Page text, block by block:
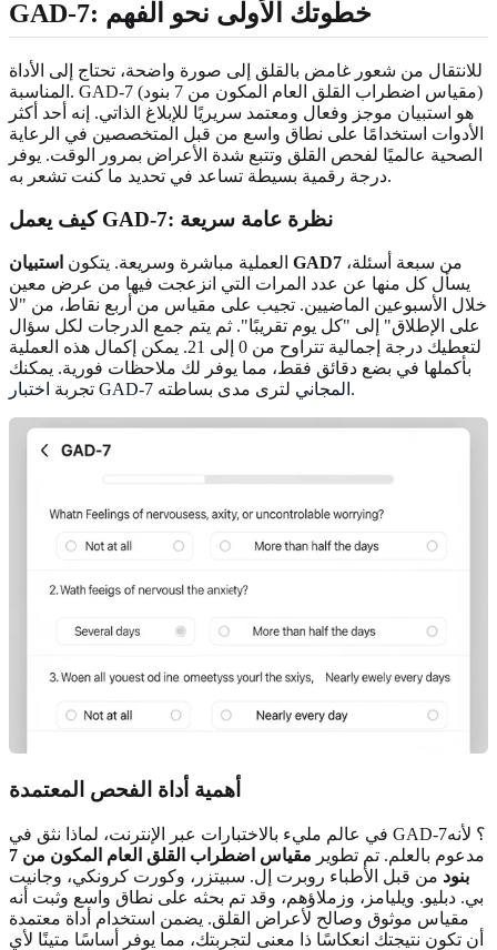
GAD-7 : خطوتك الأولى نحو الفهم
للانتقال من شعور غامض بالقلق إلى صورة واضحة، تحتاج إلى الأداة
المناسبة. GAD-7 (مقياس اضطراب القلق العام المكون من 7 بنود)
هو استبيان موجز وفعال ومعتمد سريريًا للإبلاغ الذاتي. إنه أحد أكثر
الأدوات استخدامًا على نطاق واسع من قبل المتخصصين في الرعاية
الصحية عالميًا لفحص القلق وتتبع شدة الأعراض بمرور الوقت. يوفر
درجة رقمية بسيطة تساعد في تحديد ما كنت تشعر به.
كيف يعمل GAD-7: نظرة عامة سريعة
العملية مباشرة وسريعة. يتكون استبيان GAD7
يسأل كل منها عن عدد المرات التي انزعجت فيها من عرض معين
خلال الأسبوعين الماضيين. تجيب على مقياس من أربع نقاط، من "لا
على الإطلاق" إلى "كل يوم تقريبًا". ثم يتم جمع الدرجات لكل سؤال
لتعطيك درجة إجمالية تتراوح من 0 إلى 21. يمكن إكمال هذه العملية
بأكملها في بضع دقائق فقط، مما يوفر لك ملاحظات فورية. يمكنك
تجربة
اختبار GAD-7 المجاني لترى مدى بساطته.
أهمية أداة الفحص المعتمدة
في عالم مليء بالاختبارات عبر الإنترنت، لماذا نثق في GAD-7؟ لأنه
مدعوم بالعلم. تم تطوير
مقياس اضطراب القلق العام المكون من 7
بنود من قبل الأطباء روبرت إل. سبيتزر، وكورت كرونكي، وجانيت
بي. دبليو. ويليامز، وزملاؤهم، وقد تم بحثه على نطاق واسع وثبت أنه
مقياس موثوق وصالح لأعراض القلق. يضمن استخدام أداة معتمدة
أن تكون نتيجتك انعكاسًا ذا معنى لتجربتك، مما يوفر أساسًا متينًا لأي